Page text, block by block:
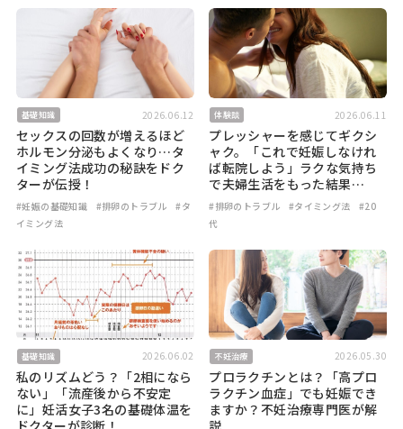
基礎知識 2026.06.12
セックスの回数が増えるほど
ホルモン分泌もよくなり…タ
イミング法成功の秘訣をドク
ターが伝授！
#妊娠の基礎知識 #排卵のトラブル
#タ
イミング法
体験談 2026.06.11
プレッシャーを感じてギクシ
ャク。「これで妊娠しなけれ
ば転院しよう」ラクな気持ち
で夫婦生活をもった結果…
#排卵のトラブル #タイミング法
#20
代
基礎知識 2026.06.02
私のリズムどう？「2相になら
ない」「流産後から不安定
に」妊活女子3名の基礎体温を
ドクターが診断！
不妊治療 2026.05.30
プロラクチンとは？「高プロ
ラクチン血症」でも妊娠でき
ますか？不妊治療専門医が解
説